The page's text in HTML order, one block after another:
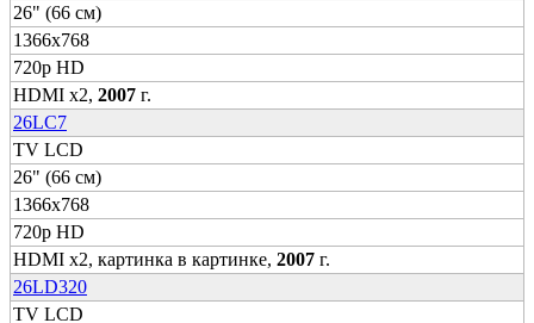
26" (66 см)
1366x768
720p HD
HDMI x2, 2007 г.
26LC7
TV LCD
26" (66 см)
1366x768
720p HD
HDMI x2, картинка в картинке, 2007 г.
26LD320
TV LCD